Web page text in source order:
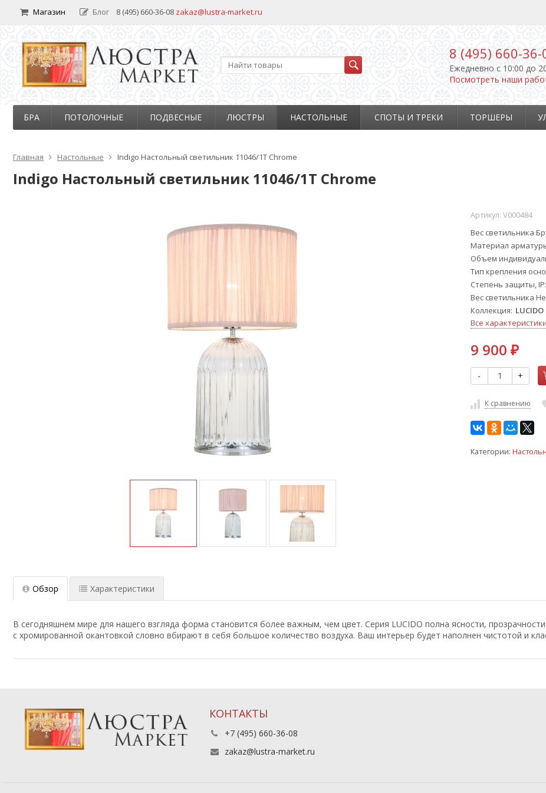
Магазин Блог 8 (495) 660-36-08 zakaz@lustra-market.ru
8 (495) 660-36-
Ежедневно c 10:00 до
Посмотреть наши
БРА ПОТОЛОЧНЫЕ ПОДВЕСНЫЕ ЛЮСТРЫ НАСТОЛЬНЫЕ СПОТЫ И ТРЕКИ ТОРШЕРЫ
Главная Настольные Indigo Настольный светильник 11046/1T Chrome
Indigo Настольный светильник 11046/1T Chrome
Артикул: V000484
Вес светильника
Материал
Объем
Тип крепления
Степень защиты, IP
Вес светильника
Коллекция LUCIDO
Все характеристики
9 900 ₽
- +
К сравнению
Категории:
Обзор Характеристики
В сегодняшнем мире для нашего взгляда форма становится более важным, чем цвет. Серия LUCIDO полна ясности,
с хромированной окантовкой словно вбирают в себя большое количество воздуха. Ваш интерьер будет наполнен чистотой и
КОНТАКТЫ
+7 (495) 660-36-08
zakaz@lustra-market.ru